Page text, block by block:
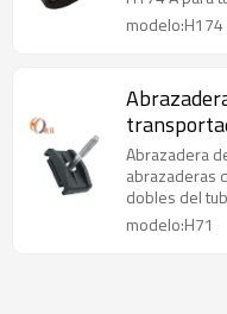
modelo:H174
dobles
dobles del
Abrazadera
abrazaderas
dobles del
modelo:H71